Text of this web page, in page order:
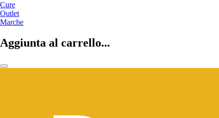
Cure
Outlet
Marche
Aggiunta al carrello...